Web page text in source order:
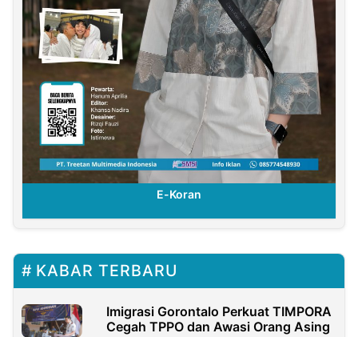
E-Koran
KABAR TERBARU
Imigrasi Gorontalo Perkuat TIMPORA
Cegah TPPO dan Awasi Orang Asing